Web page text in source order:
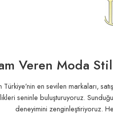
Veren Moda
en sevilen markaları,
seninle buluşturuyoruz.
deneyimini zenginleştiriyoruz.